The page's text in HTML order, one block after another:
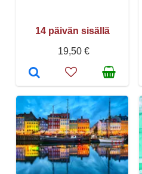
14 päivän sisällä
19,50 €